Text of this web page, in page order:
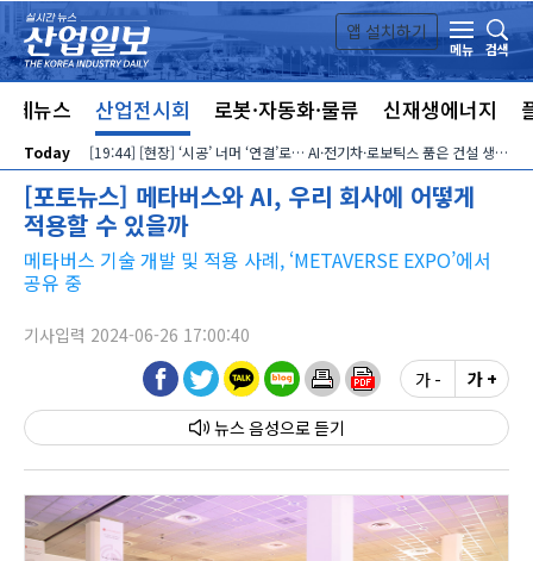
본문 바로가기
앱 설치하기
메뉴
검색
체뉴스 산업전시회 로봇·자동화·물류 신재생에너지
Today [19:44] [현장] ‘시공’ 너머 ‘연결’로… AI·전기차·로보틱스 품은 건설 생태계
[포토뉴스] 메타버스와 AI, 우리 회사에 어떻게
적용할 수 있을까
메타버스 기술 개발 및 적용 사례, ‘METAVERSE EXPO’에서
공유 중
기사입력 2024-06-26 17:00:40
뉴스 음성
가 - 가 +